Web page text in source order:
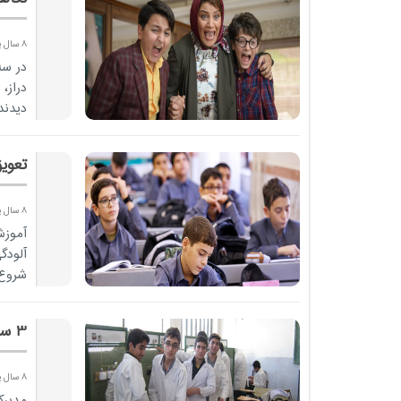
8 سال پیش
در
8 سال پیش
3 ساله شدن هنرستان ها از سال آینده
8 سال پیش